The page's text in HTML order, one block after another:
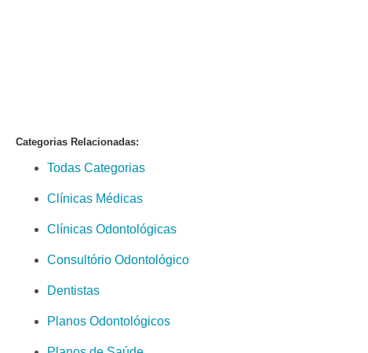
Categorias Relacionadas:
Todas Categorias
Clínicas Médicas
Clínicas Odontológicas
Consultório Odontológico
Dentistas
Planos Odontológicos